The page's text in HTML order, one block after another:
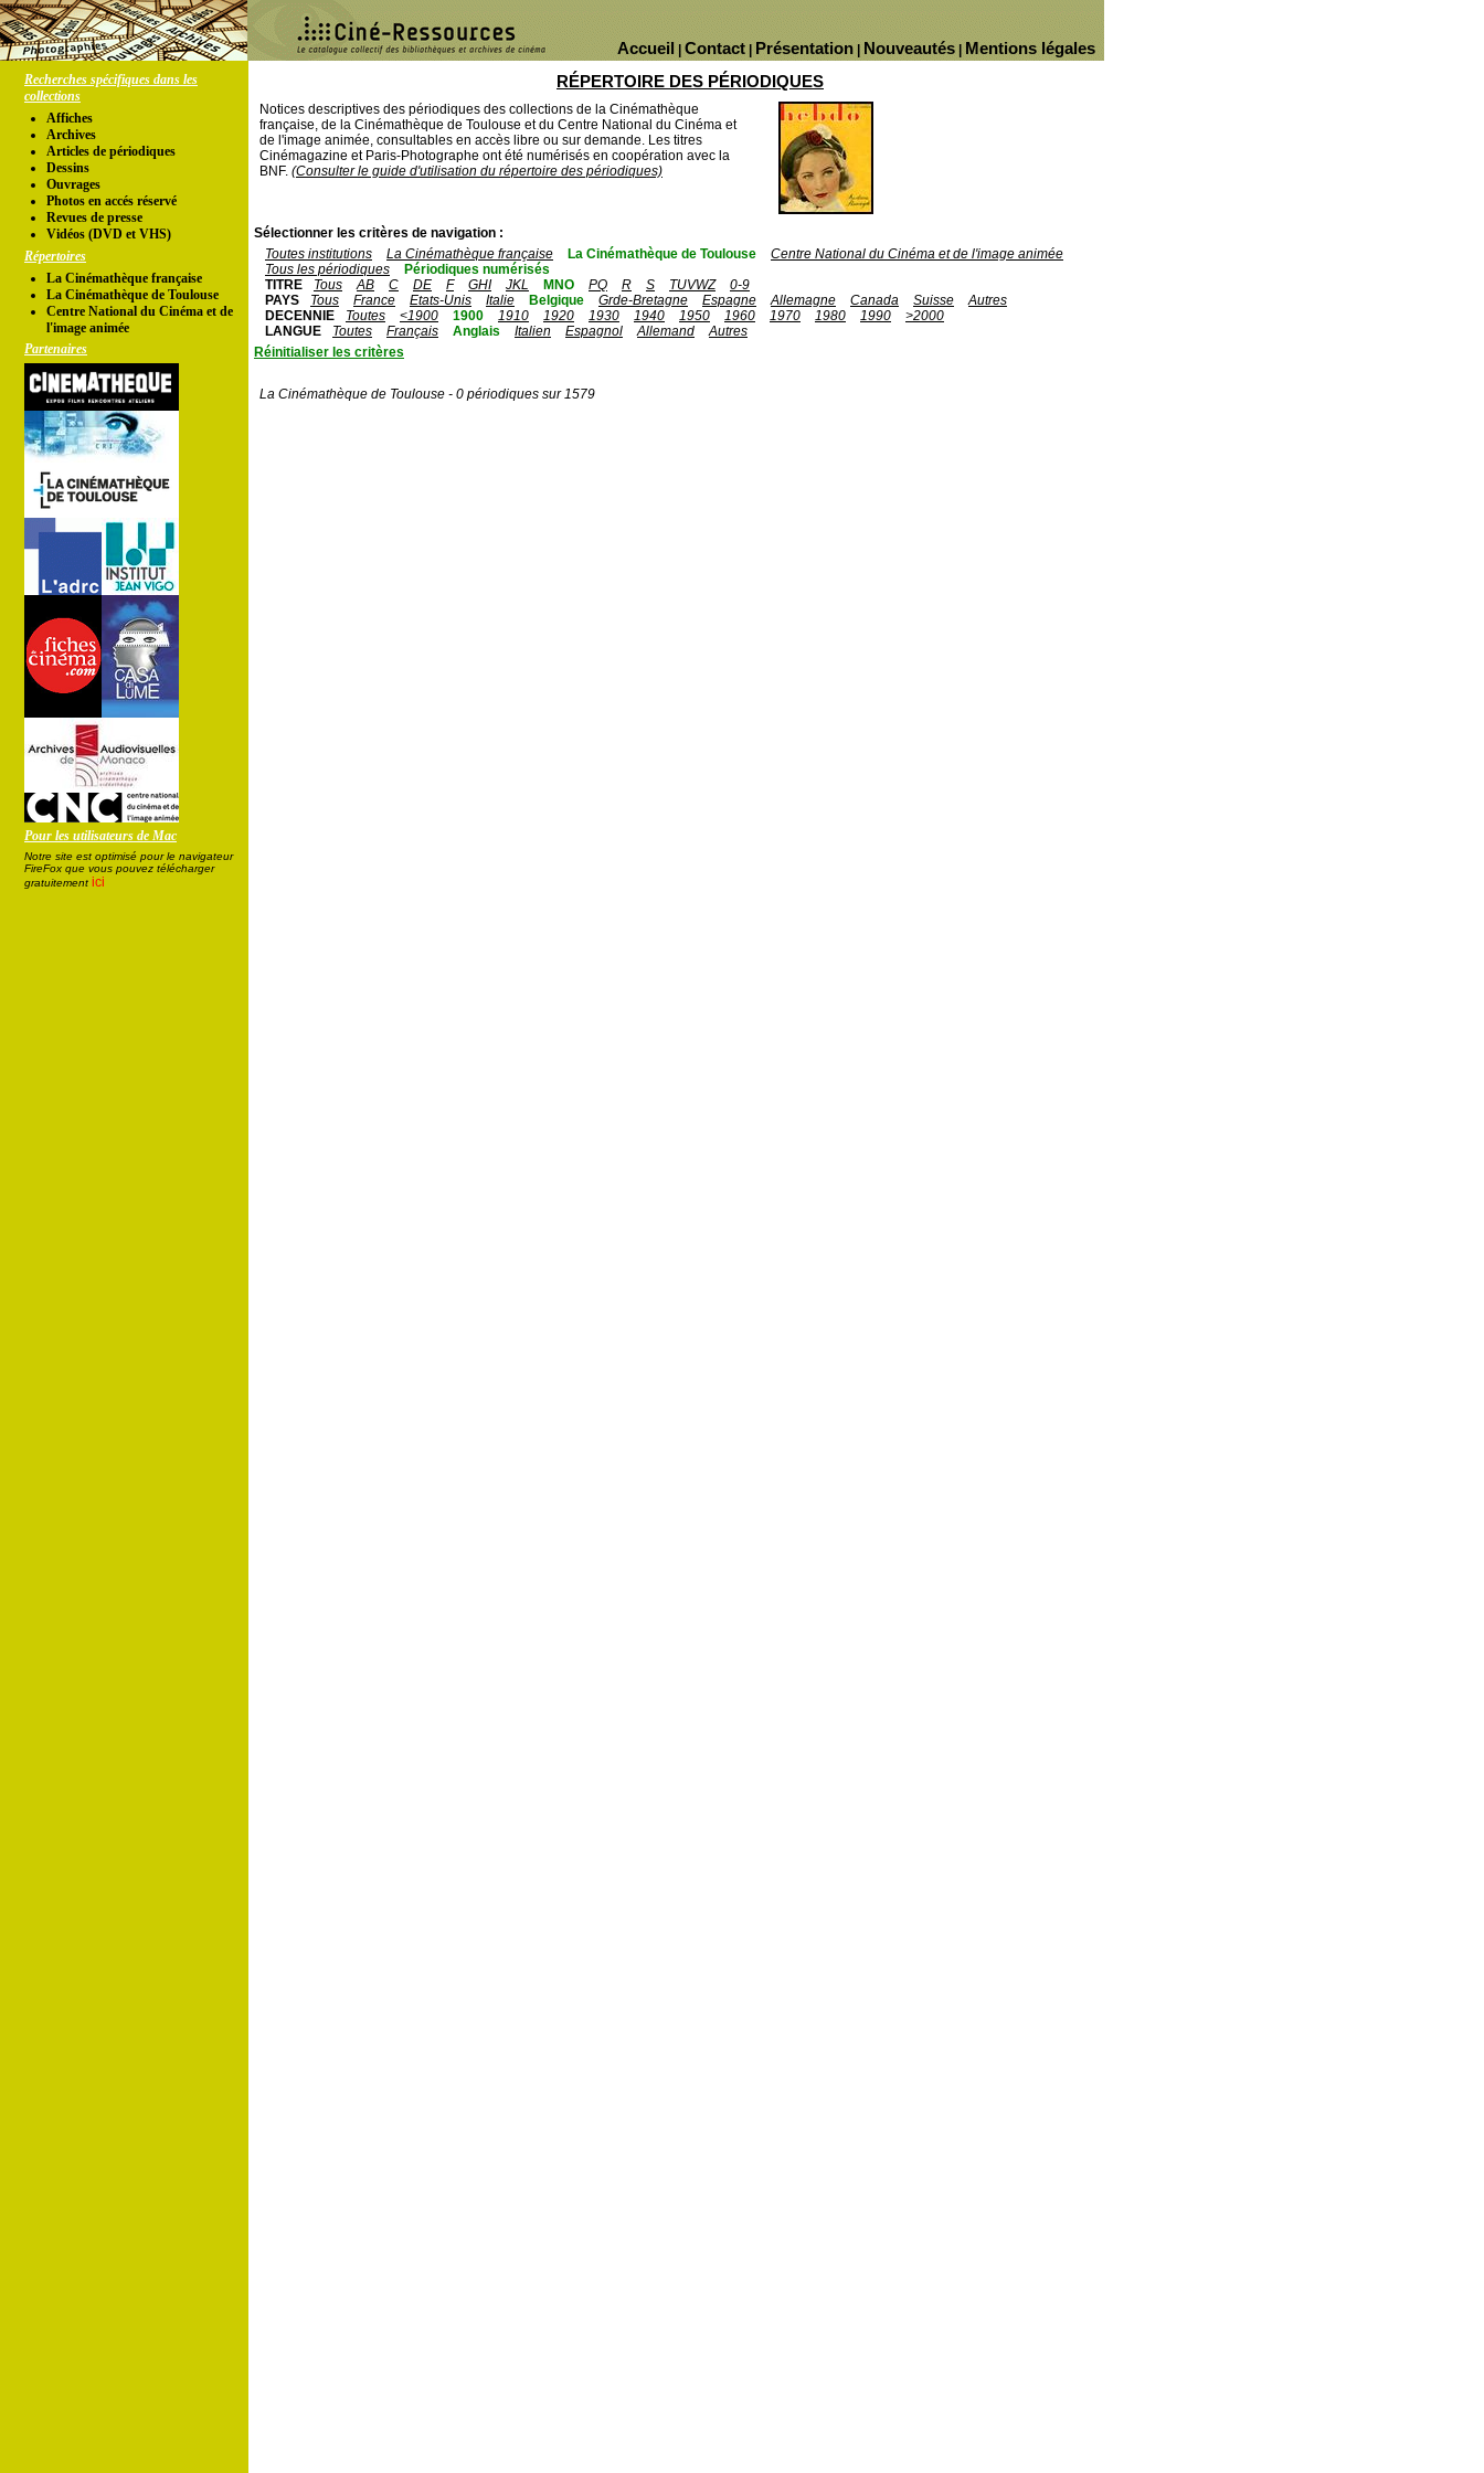
Mentions légales
Nouveautés
Présentation
Contact
Accueil
Recherches spécifiques dans les
collections
Affiches
Archives
Articles de périodiques
Dessins
Ouvrages
Photos en accés réservé
Revues de presse
Vidéos (DVD et VHS)
Répertoires
La Cinémathèque française
La Cinémathèque de Toulouse
Centre National du Cinéma et de
l'image animée
Partenaires
Pour les utilisateurs de Mac
Notre site est optimisé pour le navigateur
FireFox que vous pouvez télécharger
gratuitement ici
RÉPERTOIRE DES PÉRIODIQUES
Notices descriptives des périodiques des collections de la Cinémathèque
française, de la Cinémathèque de Toulouse et du Centre National du Cinéma et
de l'image animée, consultables en accès libre ou sur demande. Les titres
Cinémagazine et Paris-Photographe ont été numérisés en coopération avec la
BNF. (Consulter le guide d'utilisation du répertoire des périodiques)
Sélectionner les critères de navigation :
Toutes institutions
La Cinémathèque française La Cinémathèque de Toulouse
Centre National du Cinéma et de l'image animée
Tous les périodiques
Périodiques numérisés
TITRE
Tous AB C DE F GHI JKL MNO PQ R S TUVWZ
0-9
PAYS
Tous France Etats-Unis Italie Belgique Grde-Bretagne Espagne Allemagne Canada Suisse
Autres
DECENNIE
Toutes <1900 1900 1910 1920 1930 1940 1950 1960 1970 1980 1990
>2000
LANGUE
Toutes Français Anglais Italien Espagnol Allemand
Autres
Réinitialiser les critères
La Cinémathèque de Toulouse - 0 périodiques sur 1579